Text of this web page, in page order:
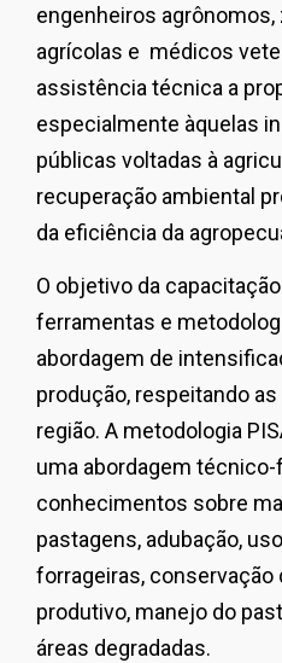
engenheiros
agrícolas e médicos
assistência técnica a
especialmente àquelas
públicas voltadas à
recuperação ambiental
da eficiência da
O objetivo da
ferramentas e
abordagem de
produção, respeitando
região. A metodologia
uma abordagem
conhecimentos sobre
pastagens, adubação,
forrageiras, conservação
produtivo, manejo do
áreas degradadas.